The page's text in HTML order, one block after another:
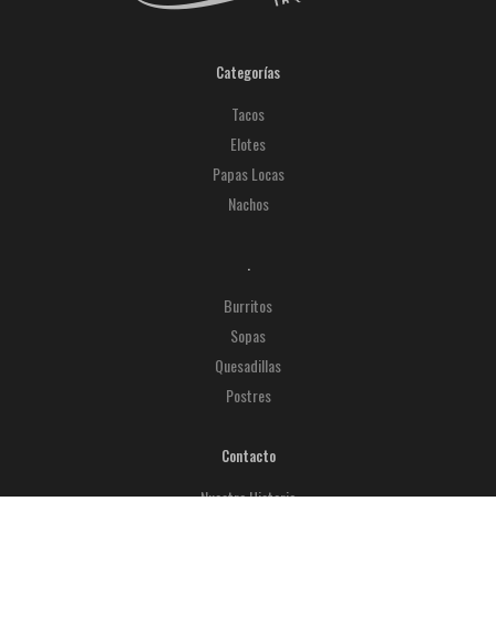
Categorías
Tacos
Elotes
Papas Locas
Nachos
.
Burritos
Sopas
Quesadillas
Postres
Contacto
Nuestra Historia